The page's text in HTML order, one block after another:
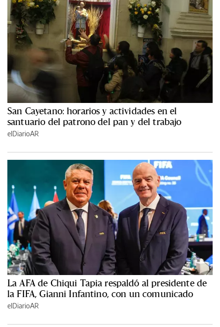
San Cayetano: horarios y actividades en el
santuario del patrono del pan y del trabajo
elDiarioAR
La AFA de Chiqui Tapia respaldó al presidente de
la FIFA, Gianni Infantino, con un comunicado
elDiarioAR